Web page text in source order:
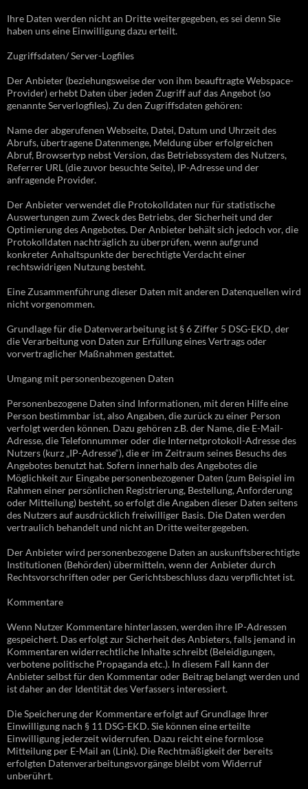
Ihre Daten werden nicht an Dritte weitergegeben, es sei denn Sie
haben uns eine Einwilligung dazu erteilt.
Zugriffsdaten/ Server-Logfiles
Der Anbieter (beziehungsweise der von ihm beauftragte Webspace-
Provider) erhebt Daten über jeden Zugriff auf das Angebot (so
genannte Serverlogfiles). Zu den Zugriffsdaten gehören:
Name der abgerufenen Webseite, Datei, Datum und Uhrzeit des
Abrufs, übertragene Datenmenge, Meldung über erfolgreichen
Abruf, Browsertyp nebst Version, das Betriebssystem des Nutzers,
Referrer URL (die zuvor besuchte Seite), IP-Adresse und der
anfragende Provider.
Der Anbieter verwendet die Protokolldaten nur für statistische
Auswertungen zum Zweck des Betriebs, der Sicherheit und der
Optimierung des Angebotes. Der Anbieter behält sich jedoch vor, die
Protokolldaten nachträglich zu überprüfen, wenn aufgrund
konkreter Anhaltspunkte der berechtigte Verdacht einer
rechtswidrigen Nutzung besteht.
Eine Zusammenführung dieser Daten mit anderen Datenquellen wird
nicht vorgenommen.
Grundlage für die Datenverarbeitung ist § 6 Ziffer 5 DSG-EKD, der
die Verarbeitung von Daten zur Erfüllung eines Vertrags oder
vorvertraglicher Maßnahmen gestattet.
Umgang mit personenbezogenen Daten
Personenbezogene Daten sind Informationen, mit deren Hilfe eine
Person bestimmbar ist, also Angaben, die zurück zu einer Person
verfolgt werden können. Dazu gehören z.B. der Name, die E-Mail-
Adresse, die Telefonnummer oder die Internetprotokoll-Adresse des
Nutzers (kurz „IP-Adresse“), die er im Zeitraum seines Besuchs des
Angebotes benutzt hat. Sofern innerhalb des Angebotes die
Möglichkeit zur Eingabe personenbezogener Daten (zum Beispiel im
Rahmen einer persönlichen Registrierung, Bestellung, Anforderung
oder Mitteilung) besteht, so erfolgt die Angaben dieser Daten seitens
des Nutzers auf ausdrücklich freiwilliger Basis. Die Daten werden
vertraulich behandelt und nicht an Dritte weitergegeben.
Der Anbieter wird personenbezogene Daten an auskunftsberechtigte
Institutionen (Behörden) übermitteln, wenn der Anbieter durch
Rechtsvorschriften oder per Gerichtsbeschluss dazu verpflichtet ist.
Kommentare
Wenn Nutzer Kommentare hinterlassen, werden ihre IP-Adressen
gespeichert. Das erfolgt zur Sicherheit des Anbieters, falls jemand in
Kommentaren widerrechtliche Inhalte schreibt (Beleidigungen,
verbotene politische Propaganda etc.). In diesem Fall kann der
Anbieter selbst für den Kommentar oder Beitrag belangt werden und
ist daher an der Identität des Verfassers interessiert.
Die Speicherung der Kommentare erfolgt auf Grundlage Ihrer
Einwilligung nach § 11 DSG-EKD. Sie können eine erteilte
Einwilligung jederzeit widerrufen. Dazu reicht eine formlose
Mitteilung per E-Mail an (Link). Die Rechtmäßigkeit der bereits
erfolgten Datenverarbeitungsvorgänge bleibt vom Widerruf
unberührt.